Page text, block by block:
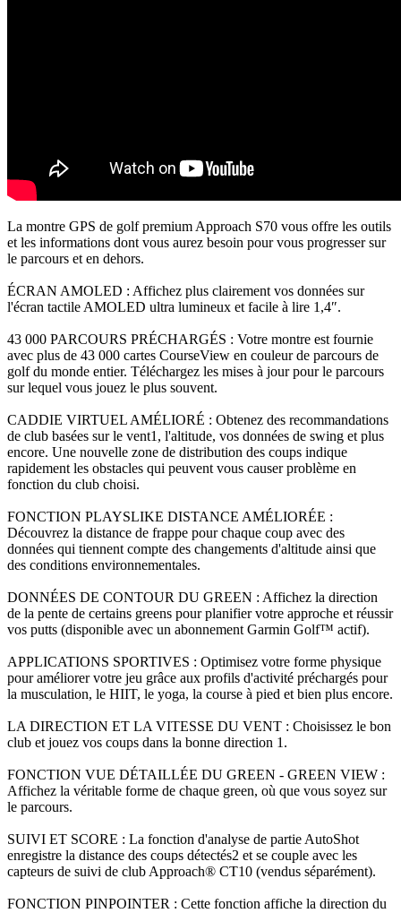
La montre GPS de golf premium Approach S70 vous offre les outils
et les informations dont vous aurez besoin pour vous progresser sur
le parcours et en dehors.
ÉCRAN AMOLED : Affichez plus clairement vos données sur
l'écran tactile AMOLED ultra lumineux et facile à lire 1,4″.
43 000 PARCOURS PRÉCHARGÉS : Votre montre est fournie
avec plus de 43 000 cartes CourseView en couleur de parcours de
golf du monde entier. Téléchargez les mises à jour pour le parcours
sur lequel vous jouez le plus souvent.
CADDIE VIRTUEL AMÉLIORÉ : Obtenez des recommandations
de club basées sur le vent1, l'altitude, vos données de swing et plus
encore. Une nouvelle zone de distribution des coups indique
rapidement les obstacles qui peuvent vous causer problème en
fonction du club choisi.
FONCTION PLAYSLIKE DISTANCE AMÉLIORÉE :
Découvrez la distance de frappe pour chaque coup avec des
données qui tiennent compte des changements d'altitude ainsi que
des conditions environnementales.
DONNÉES DE CONTOUR DU GREEN : Affichez la direction
de la pente de certains greens pour planifier votre approche et réussir
vos putts (disponible avec un abonnement Garmin Golf™ actif).
APPLICATIONS SPORTIVES : Optimisez votre forme physique
pour améliorer votre jeu grâce aux profils d'activité préchargés pour
la musculation, le HIIT, le yoga, la course à pied et bien plus encore.
LA DIRECTION ET LA VITESSE DU VENT : Choisissez le bon
club et jouez vos coups dans la bonne direction 1.
FONCTION VUE DÉTAILLÉE DU GREEN - GREEN VIEW :
Affichez la véritable forme de chaque green, où que vous soyez sur
le parcours.
SUIVI ET SCORE : La fonction d'analyse de partie AutoShot
enregistre la distance des coups détectés2 et se couple avec les
capteurs de suivi de club Approach® CT10 (vendus séparément).
FONCTION PINPOINTER : Cette fonction affiche la direction du